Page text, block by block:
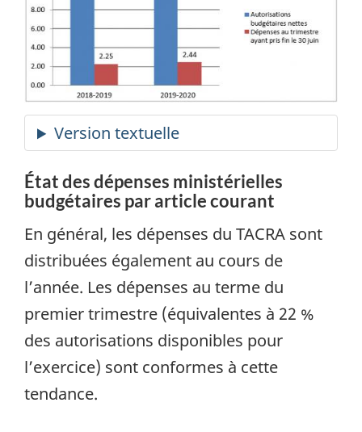
État des dépenses ministérielles
budgétaires par article courant
En général, les dépenses du TACRA sont
distribuées également au cours de
l’année. Les dépenses au terme du
premier trimestre (équivalentes à 22 %
des autorisations disponibles pour
l’exercice) sont conformes à cette
tendance.